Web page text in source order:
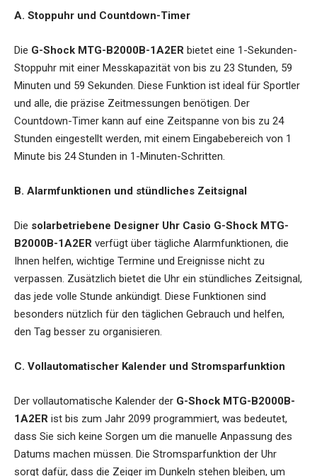
A. Stoppuhr und Countdown-Timer
Die G-Shock MTG-B2000B-1A2ER bietet eine 1-Sekunden-
Stoppuhr mit einer Messkapazität von bis zu 23 Stunden, 59
Minuten und 59 Sekunden. Diese Funktion ist ideal für Sportler
und alle, die präzise Zeitmessungen benötigen. Der
Countdown-Timer kann auf eine Zeitspanne von bis zu 24
Stunden eingestellt werden, mit einem Eingabebereich von 1
Minute bis 24 Stunden in 1-Minuten-Schritten.
B. Alarmfunktionen und stündliches Zeitsignal
Die solarbetriebene Designer Uhr Casio G-Shock MTG-
B2000B-1A2ER verfügt über tägliche Alarmfunktionen, die
Ihnen helfen, wichtige Termine und Ereignisse nicht zu
verpassen. Zusätzlich bietet die Uhr ein stündliches Zeitsignal,
das jede volle Stunde ankündigt. Diese Funktionen sind
besonders nützlich für den täglichen Gebrauch und helfen,
den Tag besser zu organisieren.
C. Vollautomatischer Kalender und Stromsparfunktion
Der vollautomatische Kalender der G-Shock MTG-B2000B-
1A2ER ist bis zum Jahr 2099 programmiert, was bedeutet,
dass Sie sich keine Sorgen um die manuelle Anpassung des
Datums machen müssen. Die Stromsparfunktion der Uhr
sorgt dafür, dass die Zeiger im Dunkeln stehen bleiben, um